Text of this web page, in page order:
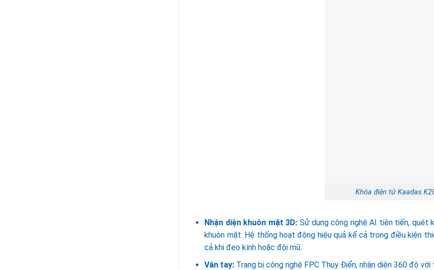
Khóa điện tử Kaadas
Nhận diện khuôn mặt 3D: Sử dụng công nghệ AI tiên tiến, quét
khuôn mặt. Hệ thống hoạt động hiệu quả kể cả trong điều kiện
cả khi đeo kính hoặc đội mũ.
Vân tay: Trang bị công nghệ FPC Thụy Điển, nhận diện 360 độ